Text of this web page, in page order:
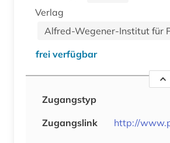
Verlag
Alfred-Wegener-Institut für
frei verfügbar
Zugangstyp
Zugangslink
http://